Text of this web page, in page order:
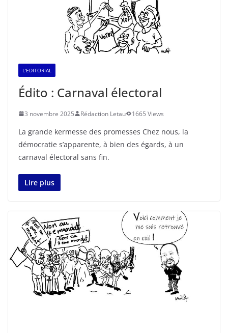
L'EDITORIAL
Édito : Carnaval électoral
3 novembre 2025 Rédaction Letau 1665 Views
La grande kermesse des promesses Chez nous, la
démocratie s’apparente, à bien des égards, à un
carnaval électoral sans fin.
Lire plus